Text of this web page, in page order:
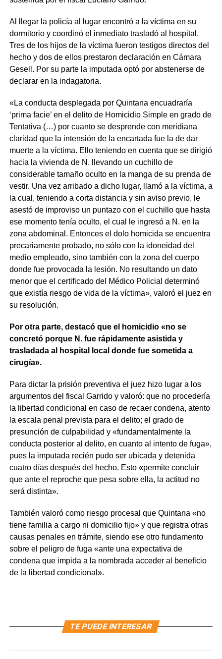
Al llegar la policía al lugar encontró a la víctima en su
dormitorio y coordinó el inmediato trasladó al hospital.
Tres de los hijos de la víctima fueron testigos directos del
hecho y dos de ellos prestaron declaración en Cámara
Gesell. Por su parte la imputada optó por abstenerse de
declarar en la indagatoria.
«La conducta desplegada por Quintana encuadraría
‘prima facie’ en el delito de Homicidio Simple en grado de
Tentativa (…) por cuanto se desprende con meridiana
claridad que la intensión de la encartada fue la de dar
muerte a la víctima. Ello teniendo en cuenta que se dirigió
hacia la vivienda de N. llevando un cuchillo de
considerable tamaño oculto en la manga de su prenda de
vestir. Una vez arribado a dicho lugar, llamó a la víctima, a
la cual, teniendo a corta distancia y sin aviso previo, le
asestó de improviso un puntazo con el cuchillo que hasta
ese momento tenía oculto, el cual le ingresó a N. en la
zona abdominal. Entonces el dolo homicida se encuentra
precariamente probado, no sólo con la idoneidad del
medio empleado, sino también con la zona del cuerpo
donde fue provocada la lesión. No resultando un dato
menor que el certificado del Médico Policial determinó
que existía riesgo de vida de la víctima», valoró el juez en
su resolución.
Por otra parte, destacó que el homicidio «no se
concretó porque N. fue rápidamente asistida y
trasladada al hospital local donde fue sometida a
cirugía».
Para dictar la prisión preventiva el juez hizo lugar a los
argumentos del fiscal Garrido y valoró: que no procedería
la libertad condicional en caso de recaer condena, atento
la escala penal prevista para el delito; el grado de
presunción de culpabilidad y «fundamentalmente la
conducta posterior al delito, en cuanto al intento de fuga»,
pues la imputada recién pudo ser ubicada y detenida
cuatro días después del hecho. Esto «permite concluir
que ante el reproche que pesa sobre ella, la actitud no
será distinta».
También valoró como riesgo procesal que Quintana «no
tiene familia a cargo ni domicilio fijo» y que registra otras
causas penales en trámite, siendo ese otro fundamento
sobre el peligro de fuga «ante una expectativa de
condena que impida a la nombrada acceder al beneficio
de la libertad condicional».
TE PUEDE INTERESAR